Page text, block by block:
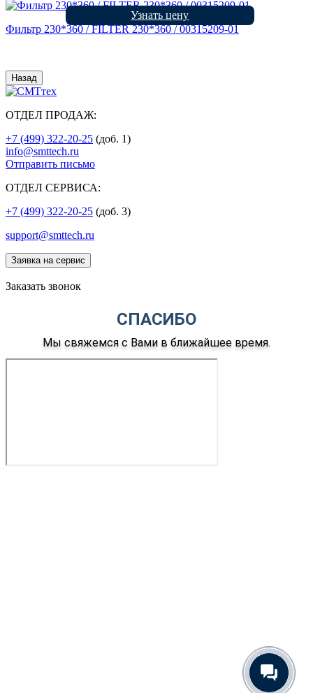
Фильтр 230*360 / FILTER 230*360 / 00315209-01
Узнать цену
Назад
ОТДЕЛ ПРОДАЖ:
+7 (499) 322-20-25 (доб. 1)
info@smttech.ru
Отправить письмо
ОТДЕЛ СЕРВИСА:
+7 (499) 322-20-25 (доб. 3)
support@smttech.ru
Заявка на сервис
Заказать звонок
СПАСИБО
Мы свяжемся с Вами в ближайшее время.